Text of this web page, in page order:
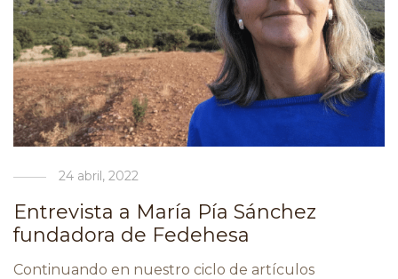
24 abril, 2022
Entrevista a María Pía Sánchez
fundadora de Fedehesa
Continuando en nuestro ciclo de artículos